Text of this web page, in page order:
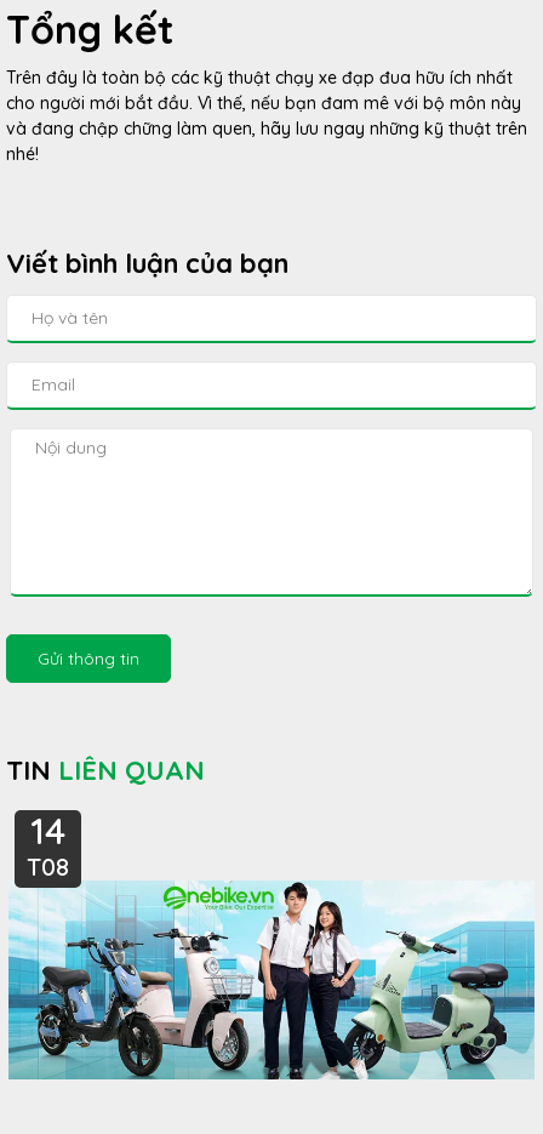
Tổng kết
Trên đây là toàn bộ các kỹ thuật chạy xe đạp đua hữu ích nhất
cho người mới bắt đầu. Vì thế, nếu bạn đam mê với bộ môn này
và đang chập chững làm quen, hãy lưu ngay những kỹ thuật trên
nhé!
Viết bình luận của bạn
Gửi thông tin
TIN LIÊN QUAN
14
T08